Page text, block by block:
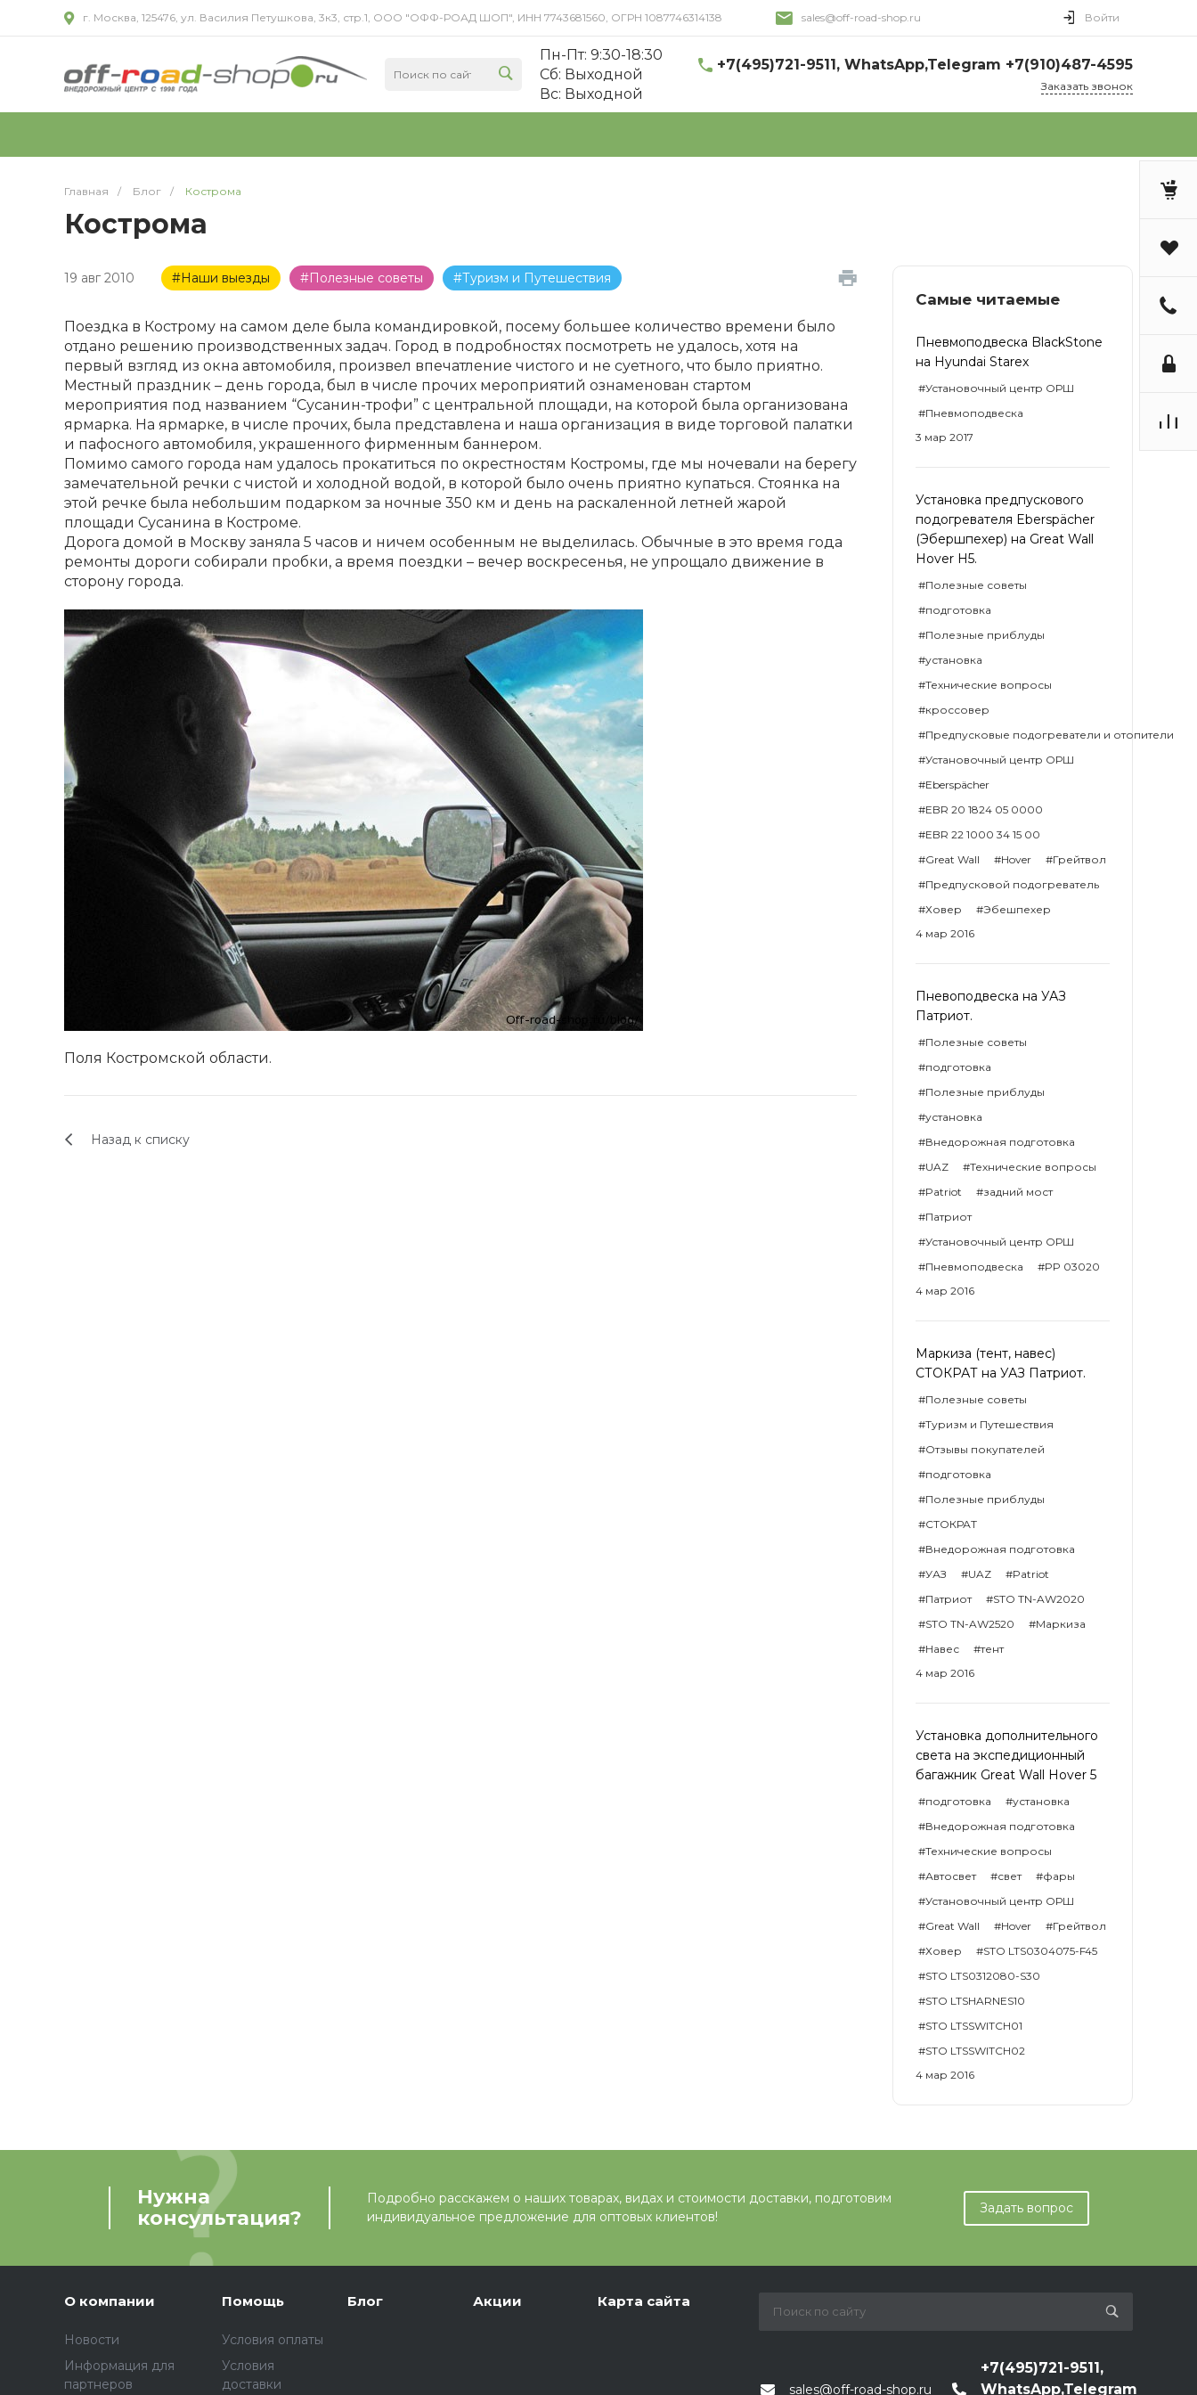
г. Москва, 125476, ул. Василия Петушкова, 3к3, стр.1, ООО "ОФФ-РОАД ШОП", ИНН 7743681560, ОГРН 1087746314138 sales@off-road-shop.ru Войти
Пн-Пт: 9:30-18:30
Cб: Выходной
Вс: Выходной
+7(495)721-9511, WhatsApp,Telegram +7(910)487-4595
Заказать звонок
Главная / Блог / Кострома
Кострома
Самые читаемые
Пневмоподвеска BlackStone
на Hyundai Starex
#Установочный центр ОРШ
#Пневмоподвеска
3 мар 2017
Установка предпускового
подогревателя Eberspächer
(Эбершпехер) на Great Wall
Hover H5.
#Полезные советы
#подготовка
#Полезные приблуды
#установка
#Технические вопросы
#кроссовер
#Предпусковые подогреватели и отопители
#Установочный центр ОРШ
#Eberspächer
#EBR 20 1824 05 0000
#EBR 22 1000 34 15 00
#Great Wall
#Hover
#Грейтвол
#Предпусковой подогреватель
#Ховер
#Эбешпехер
4 мар 2016
Пневоподвеска на УАЗ
Патриот.
#Полезные советы
#подготовка
#Полезные приблуды
#установка
#Внедорожная подготовка
#UAZ
#Технические вопросы
#Patriot
#задний мост
#Патриот
#Установочный центр ОРШ
#Пневмоподвеска
#PP 03020
4 мар 2016
Маркиза (тент, навес)
СТОКРАТ на УАЗ Патриот.
#Полезные советы
#Туризм и Путешествия
#Отзывы покупателей
#подготовка
#Полезные приблуды
#СТОКРАТ
#Внедорожная подготовка
#УАЗ
#UAZ
#Patriot
#Патриот
#STO TN-AW2020
#STO TN-AW2520
#Маркиза
#Навес
#тент
4 мар 2016
Установка дополнительного
света на экспедиционный
багажник Great Wall Hover 5
#подготовка
#установка
#Внедорожная подготовка
#Технические вопросы
#Автосвет
#свет
#фары
#Установочный центр ОРШ
#Great Wall
#Hover
#Грейтвол
#Ховер
#STO LTS0304075-F45
#STO LTS0312080-S30
#STO LTSHARNES10
#STO LTSSWITCH01
#STO LTSSWITCH02
4 мар 2016
19 авг 2010 #Наши выезды #Полезные советы #Туризм и Путешествия
Поездка в Кострому на самом деле была командировкой, посему большее количество времени было
отдано решению производственных задач. Город в подробностях посмотреть не удалось, хотя на
первый взгляд из окна автомобиля, произвел впечатление чистого и не суетного, что было приятно.
Местный праздник – день города, был в числе прочих мероприятий ознаменован стартом
мероприятия под названием “Сусанин-трофи” с центральной площади, на которой была организована
ярмарка. На ярмарке, в числе прочих, была представлена и наша организация в виде торговой палатки
и пафосного автомобиля, украшенного фирменным баннером.
Помимо самого города нам удалось прокатиться по окрестностям Костромы, где мы ночевали на берегу
замечательной речки с чистой и холодной водой, в которой было очень приятно купаться. Стоянка на
этой речке была небольшим подарком за ночные 350 км и день на раскаленной летней жарой
площади Сусанина в Костроме.
Дорога домой в Москву заняла 5 часов и ничем особенным не выделилась. Обычные в это время года
ремонты дороги собирали пробки, а время поездки – вечер воскресенья, не упрощало движение в
сторону города.
Поля Костромской области.
Назад к списку
Нужна
консультация?
Подробно расскажем о наших товарах, видах и стоимости доставки, подготовим
индивидуальное предложение для оптовых клиентов!
Задать вопрос
О компании
Новости
Информация для
партнеров
Помощь
Условия оплаты
Условия
доставки
Блог Акции Карта сайта
sales@off-road-shop.ru
+7(495)721-9511,
WhatsApp,Telegram